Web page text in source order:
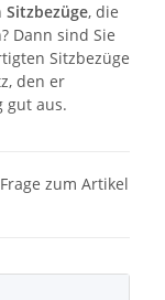
Sitzbezüge, die
Dann sind Sie
Sitzbezüge
den er
gut aus.
Frage zum Artikel